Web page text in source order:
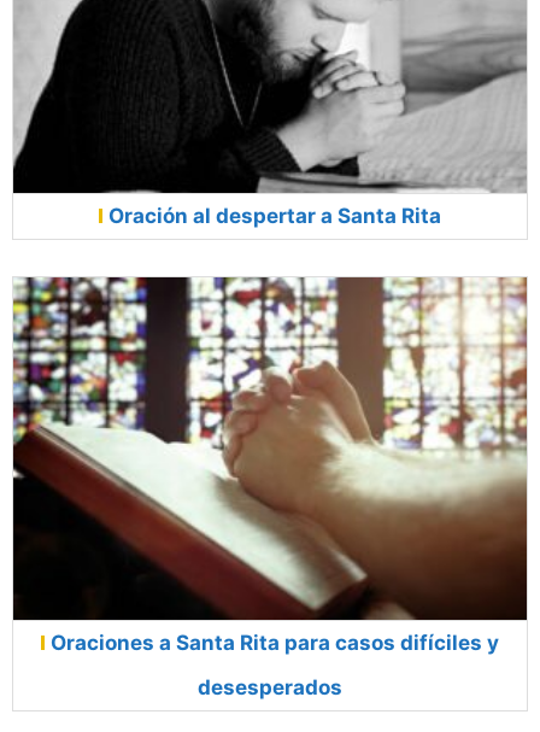
Oración al despertar a Santa Rita
Oraciones a Santa Rita para casos difíciles y
desesperados